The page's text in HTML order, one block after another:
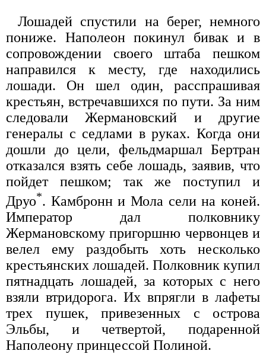
Лошадей спустили на берег, немного
пониже. Наполеон покинул бивак и в
сопровождении своего штаба пешком
направился к месту, где находились
лошади. Он шел один, расспрашивая
крестьян, встречавшихся по пути. За ним
следовали Жермановский и другие
генералы с седлами в руках. Когда они
дошли до цели, фельдмаршал Бертран
отказался взять себе лошадь, заявив, что
пойдет пешком; так же поступил и
Друо*. Камбронн и Мола сели на коней.
Император дал полковнику
Жермановскому пригоршню червонцев и
велел ему раздобыть хоть несколько
крестьянских лошадей. Полковник купил
пятнадцать лошадей, за которых с него
взяли втридорога. Их впрягли в лафеты
трех пушек, привезенных с острова
Эльбы, и четвертой, подаренной
Наполеону принцессой Полиной.